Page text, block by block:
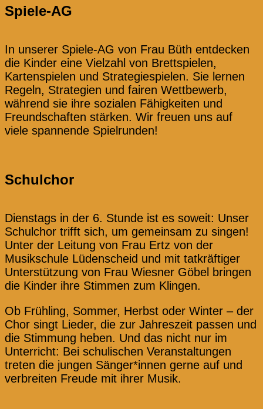
Spiele-AG
In unserer Spiele-AG von Frau Büth entdecken
die Kinder eine Vielzahl von Brettspielen,
Kartenspielen und Strategiespielen. Sie lernen
Regeln, Strategien und fairen Wettbewerb,
während sie ihre sozialen Fähigkeiten und
Freundschaften stärken. Wir freuen uns auf
viele spannende Spielrunden!
Schulchor
Dienstags in der 6. Stunde ist es soweit: Unser
Schulchor trifft sich, um gemeinsam zu singen!
Unter der Leitung von Frau Ertz von der
Musikschule Lüdenscheid und mit tatkräftiger
Unterstützung von Frau Wiesner Göbel bringen
die Kinder ihre Stimmen zum Klingen.
Ob Frühling, Sommer, Herbst oder Winter – der
Chor singt Lieder, die zur Jahreszeit passen und
die Stimmung heben. Und das nicht nur im
Unterricht: Bei schulischen Veranstaltungen
treten die jungen Sänger*innen gerne auf und
verbreiten Freude mit ihrer Musik.